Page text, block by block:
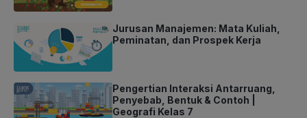
Jurusan Manajemen: Mata Kuliah,
Peminatan, dan Prospek Kerja
Pengertian Interaksi Antarruang,
Penyebab, Bentuk & Contoh |
Geografi Kelas 7